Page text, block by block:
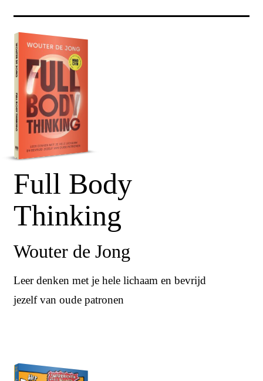
Full Body
Thinking
Wouter de Jong
Leer denken met je hele lichaam en bevrijd
jezelf van oude patronen